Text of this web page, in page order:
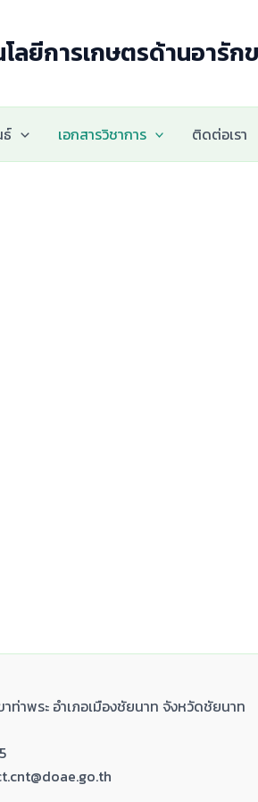
โลยีการเกษตรด้านอารั
ธ์ เอกสารวิชาการ ติดต่อเรา
ท่าพระ อำเภอเมืองชัยนาท จังหวัดชัยนาท